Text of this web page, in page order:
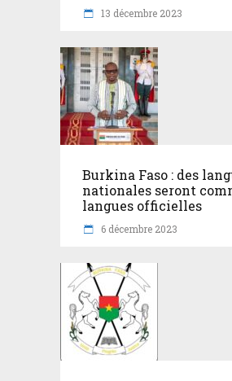
13 décembre 2023
Burkina Faso : des
nationales seront
langues officielles
6 décembre 2023